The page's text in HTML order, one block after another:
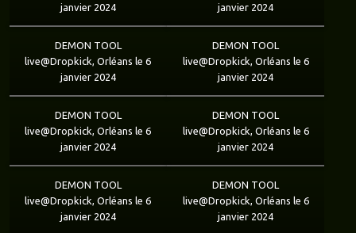
janvier 2024
janvier 2024
DEMON TOOL
live@Dropkick, Orléans le 6
janvier 2024
DEMON TOOL
live@Dropkick, Orléans le 6
janvier 2024
DEMON TOOL
live@Dropkick, Orléans le 6
janvier 2024
DEMON TOOL
live@Dropkick, Orléans le 6
janvier 2024
DEMON TOOL
live@Dropkick, Orléans le 6
janvier 2024
DEMON TOOL
live@Dropkick, Orléans le 6
janvier 2024